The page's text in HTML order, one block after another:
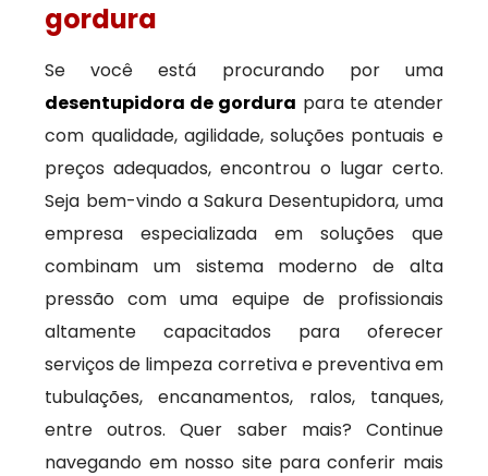
gordura
Se você está procurando por uma
desentupidora de gordura para te atender
com qualidade, agilidade, soluções pontuais e
preços adequados, encontrou o lugar certo.
Seja bem-vindo a Sakura Desentupidora, uma
empresa especializada em soluções que
combinam um sistema moderno de alta
pressão com uma equipe de profissionais
altamente capacitados para oferecer
serviços de limpeza corretiva e preventiva em
tubulações, encanamentos, ralos, tanques,
entre outros. Quer saber mais? Continue
navegando em nosso site para conferir mais